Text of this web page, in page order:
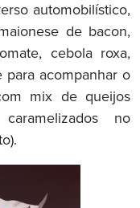
automobilístico,
de bacon,
cebola roxa,
para acompanhar o
mix de queijos
no